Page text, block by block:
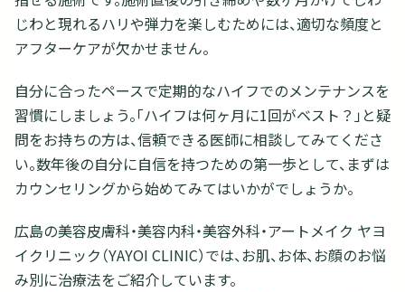
じわと現れるハリや弾力を楽しむためには、適切な頻度と
アフターケアが欠かせません。
自分に合ったペースで定期的なハイフでのメンテナンスを
習慣にしましょう。「ハイフは何ヶ月に1回がベスト？」と疑
問をお持ちの方は、信頼できる医師に相談してみてくださ
い。数年後の自分に自信を持つための第一歩として、まずは
カウンセリングから始めてみてはいかがでしょうか。
広島の美容皮膚科・美容内科・美容外科・アートメイク ヤヨ
イクリニック（YAYOI CLINIC）では、お肌、お体、お顔のお悩
み別に治療法をご紹介しています。